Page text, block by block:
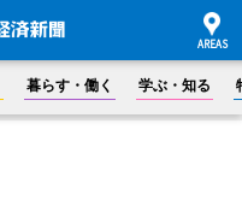
暮らす・働く 学ぶ・知る